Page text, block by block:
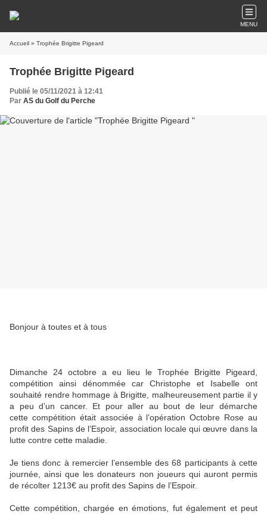
MENU
Accueil » Trophée Brigitte Pigeard
Trophée Brigitte Pigeard
Publié le 05/11/2021 à 12:41
Par AS du Golf du Perche
Bonjour à toutes et à tous
Dimanche 24 octobre a eu lieu le Trophée Brigitte Pigeard,
compétition ainsi dénommée car Christophe et Isabelle ont
souhaité rendre hommage à Brigitte, malheureusement partie il y
a peu d’un cancer. Et pour aller au bout de leur démarche
cette compétition était associée à l’opération Octobre Rose au
profit des Sapins de l’Espoir, association locale qui œuvre dans la
lutte contre cette maladie.
Je tiens donc à remercier l’ensemble des 68 participants à cette
journée, ainsi que les donateurs non joueurs qui auront permis
de récolter 1213€ au profit des Sapins de l’Espoir.
Cette compétition, chargée en émotions, fut également et peut